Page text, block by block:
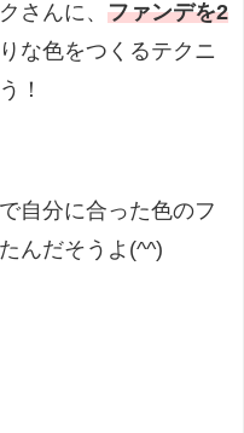
さんに、 ファンデを2
な色をつくるテクニ
！
自分に合った色のフ
んだそうよ(^^)